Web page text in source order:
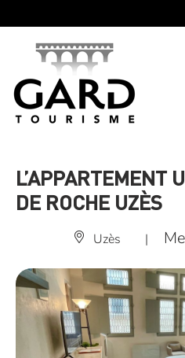
L’APPARTEMENT
DE ROCHE UZÈS
Uzès |